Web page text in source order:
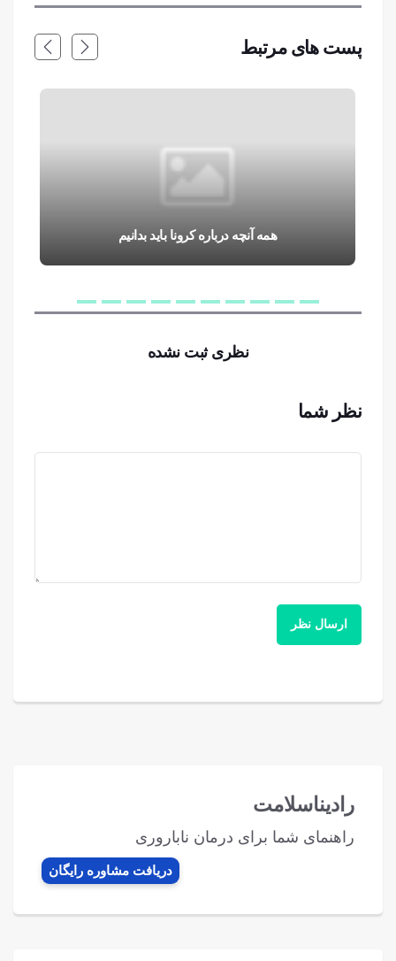
پست های مرتبط
همه آنچه درباره کرونا باید بدانیم
نظری ثبت نشده
نظر شما
رادیناسلامت
راهنمای شما برای درمان ناباروری
دریافت مشاوره رایگان